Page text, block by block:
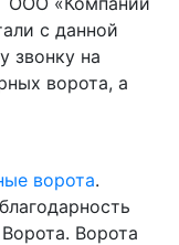
с данной
звонку на
ворота, а
ворота.
Ворота